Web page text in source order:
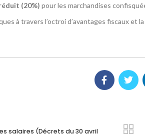
(20%) pour les marchandises
à travers l’octroi d’avantages fiscaux et
salaires (Décrets du 30 avril